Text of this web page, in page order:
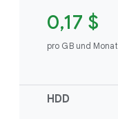
0,17 $
pro GB und Monat
HDD